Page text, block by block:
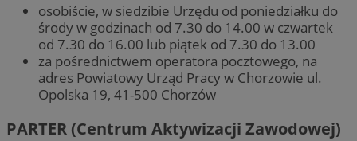
osobiście, w siedzibie Urzędu od poniedziałku do
środy w godzinach od 7.30 do 14.00 w czwartek
od 7.30 do 16.00 lub piątek od 7.30 do 13.00
za pośrednictwem operatora pocztowego, na
adres Powiatowy Urząd Pracy w Chorzowie ul.
Opolska 19, 41-500 Chorzów
PARTER (Centrum Aktywizacji Zawodowej)